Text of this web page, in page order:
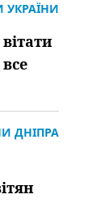
ДНІПРА